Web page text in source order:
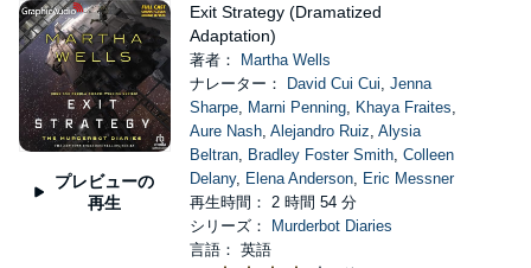
プレビューの
再生
Exit Strategy (Dramatized
Adaptation)
著者：
Martha Wells
ナレーター：
David Cui Cui, Jenna
Sharpe, Marni Penning, Khaya Fraites,
Aure Nash, Alejandro Ruiz, Alysia
Beltran, Bradley Foster Smith, Colleen
Delany, Elena Anderson, Eric Messner
再生時間： 2 時間 54 分
シリーズ：
Murderbot Diaries
言語： 英語